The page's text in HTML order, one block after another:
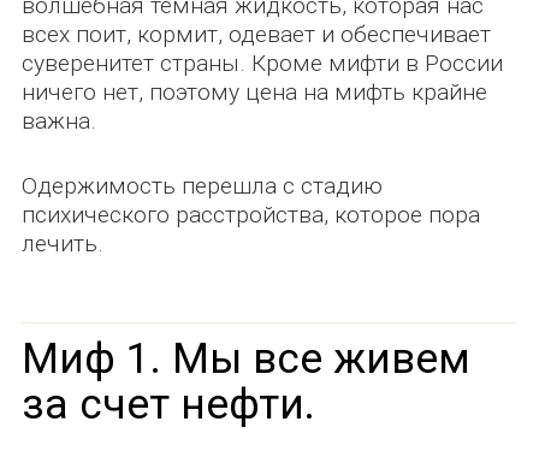
всех поит, кормит, одевает и обеспечивает
суверенитет страны. Кроме мифти в России
ничего нет, поэтому цена на мифть крайне
важна.
Одержимость перешла с стадию
психического расстройства, которое пора
лечить.
Миф 1. Мы все живем
за счет нефти.